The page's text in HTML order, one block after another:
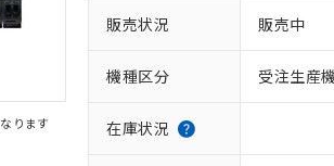
ります
販売状況 販売中
機種区分 受注生産
在庫状況